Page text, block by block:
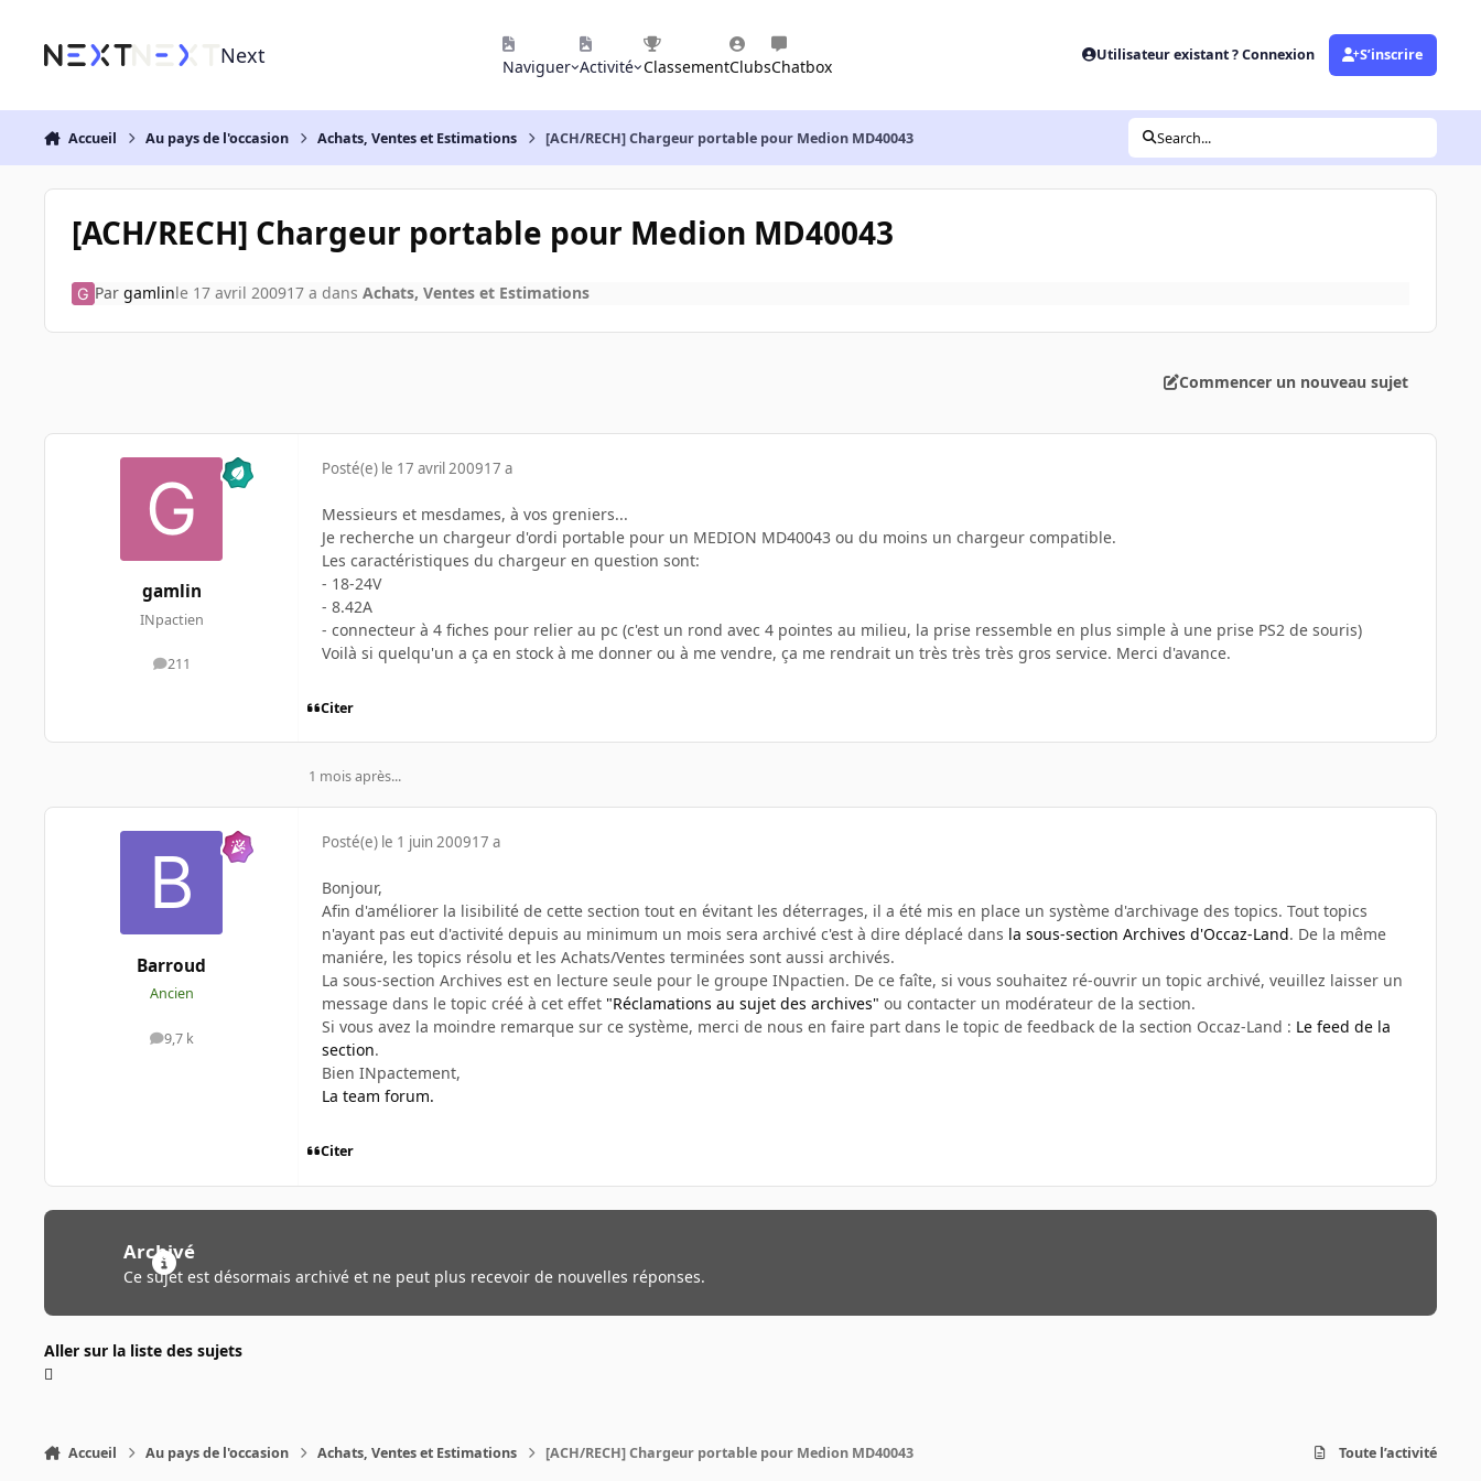
Next Naviguer Activité ClassementClubsChatbox
Utilisateur existant ? Connexion S’inscrire
Accueil Au pays de l'occasion Achats, Ventes et Estimations [ACH/RECH] Chargeur portable pour Medion MD40043 Search...
[ACH/RECH] Chargeur portable pour Medion MD40043
Par gamlinle 17 avril 200917 a dans Achats, Ventes et Estimations
Commencer un nouveau sujet
gamlin
INpactien
211
messages
Posté(e) le 17 avril 200917 a
Messieurs et mesdames, à vos greniers...
Je recherche un chargeur d'ordi portable pour un MEDION MD40043 ou du moins un chargeur compatible.
Les caractéristiques du chargeur en question sont:
- 18-24V
- 8.42A
- connecteur à 4 fiches pour relier au pc (c'est un rond avec 4 pointes au milieu, la prise ressemble en plus simple à une prise PS2 de souris)
Voilà si quelqu'un a ça en stock à me donner ou à me vendre, ça me rendrait un très très très gros service. Merci d'avance.
Citer
1 mois après...
Barroud
Ancien
9,7 k
messages
Posté(e) le 1 juin 200917 a
Bonjour,
Afin d'améliorer la lisibilité de cette section tout en évitant les déterrages, il a été mis en place un système d'archivage des topics. Tout topics
n'ayant pas eut d'activité depuis au minimum un mois sera archivé c'est à dire déplacé dans la sous-section Archives d'Occaz-Land. De la même
maniére, les topics résolu et les Achats/Ventes terminées sont aussi archivés.
La sous-section Archives est en lecture seule pour le groupe INpactien. De ce faîte, si vous souhaitez ré-ouvrir un topic archivé, veuillez laisser un
message dans le topic créé à cet effet "Réclamations au sujet des archives" ou contacter un modérateur de la section.
Si vous avez la moindre remarque sur ce système, merci de nous en faire part dans le topic de feedback de la section Occaz-Land : Le feed de la
section.
Bien INpactement,
La team forum.
Citer
Archivé
Ce sujet est désormais archivé et ne peut plus recevoir de nouvelles réponses.
Aller sur la liste des sujets
Accueil Au pays de l'occasion Achats, Ventes et Estimations [ACH/RECH] Chargeur portable pour Medion MD40043 Toute l’activité